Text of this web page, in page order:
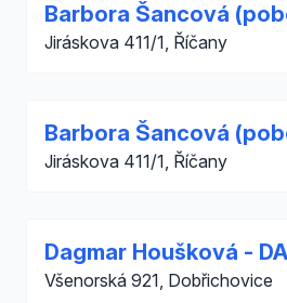
Barbora Šancová
Jiráskova 411/1, Říčany
Barbora Šancová
Jiráskova 411/1, Říčany
Dagmar Houšková -
Všenorská 921, Dobřichovice